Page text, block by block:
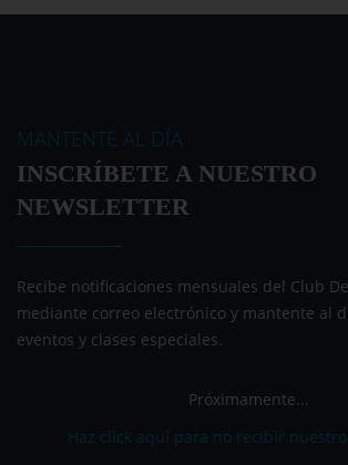
MANTENTE AL DÍA
INSCRÍBETE A NUESTRO
NEWSLETTER
Recibe notificaciones mensuales del Club
mediante correo electrónico y mantente al
eventos y clases especiales.
Próximamente...
Haz click aquí para no recibir